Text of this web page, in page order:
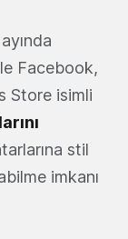
Facebook,
Store isimli
stil
imkanı